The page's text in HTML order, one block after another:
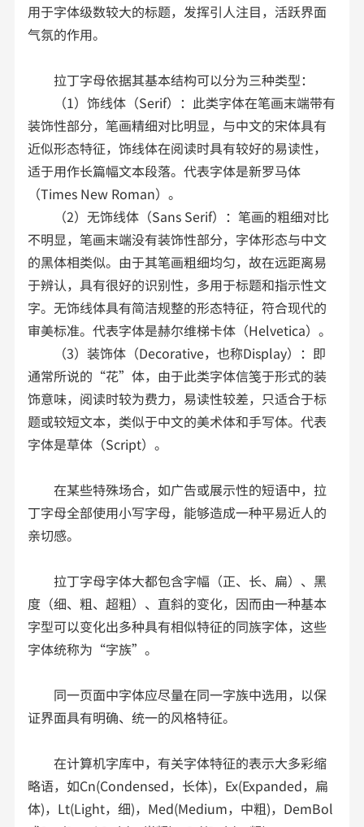
用于字体级数较大的标题，发挥引人注目，活跃界面
气氛的作用。
拉丁字母依据其基本结构可以分为三种类型：
（1）饰线体（Serif）：此类字体在笔画末端带有
装饰性部分，笔画精细对比明显，与中文的宋体具有
近似形态特征，饰线体在阅读时具有较好的易读性，
适于用作长篇幅文本段落。代表字体是新罗马体
（Times New Roman）。
（2）无饰线体（Sans Serif）：笔画的粗细对比
不明显，笔画末端没有装饰性部分，字体形态与中文
的黑体相类似。由于其笔画粗细均匀，故在远距离易
于辨认，具有很好的识别性，多用于标题和指示性文
字。无饰线体具有简洁规整的形态特征，符合现代的
审美标准。代表字体是赫尔维梯卡体（Helvetica）。
（3）装饰体（Decorative，也称Display）：即
通常所说的“花”体，由于此类字体信笺于形式的装
饰意味，阅读时较为费力，易读性较差，只适合于标
题或较短文本，类似于中文的美术体和手写体。代表
字体是草体（Script）。
在某些特殊场合，如广告或展示性的短语中，拉
丁字母全部使用小写字母，能够造成一种平易近人的
亲切感。
拉丁字母字体大都包含字幅（正、长、扁）、黑
度（细、粗、超粗）、直斜的变化，因而由一种基本
字型可以变化出多种具有相似特征的同族字体，这些
字体统称为“字族”。
同一页面中字体应尽量在同一字族中选用，以保
证界面具有明确、统一的风格特征。
在计算机字库中，有关字体特征的表示大多彩缩
略语，如Cn(Condensed，长体)，Ex(Expanded，扁
体)，Lt(Light，细)，Med(Medium，中粗)，DemBol